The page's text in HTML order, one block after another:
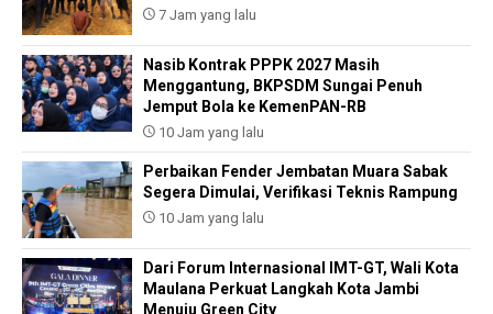
7 Jam yang lalu
Nasib Kontrak PPPK 2027 Masih
Menggantung, BKPSDM Sungai Penuh
Jemput Bola ke KemenPAN-RB
10 Jam yang lalu
Perbaikan Fender Jembatan Muara Sabak
Segera Dimulai, Verifikasi Teknis Rampung
10 Jam yang lalu
Dari Forum Internasional IMT-GT, Wali Kota
Maulana Perkuat Langkah Kota Jambi
Menuju Green City